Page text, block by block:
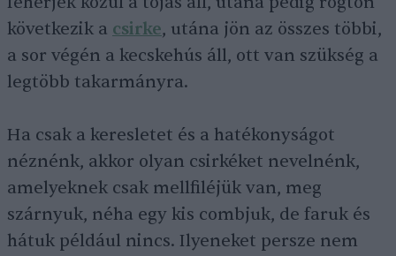
következik a csirke, utána jön az összes többi,
a sor végén a kecskehús áll, ott van szükség a
legtöbb takarmányra.
Ha csak a keresletet és a hatékonyságot
néznénk, akkor olyan csirkéket nevelnénk,
amelyeknek csak mellfiléjük van, meg
szárnyuk, néha egy kis combjuk, de faruk és
hátuk például nincs. Ilyeneket persze nem